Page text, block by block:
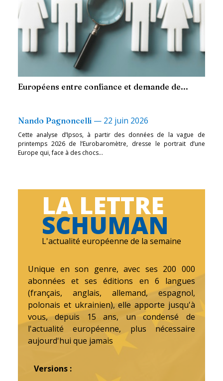
Européens entre confiance et demande de...
Nando Pagnoncelli — 22 juin 2026
Cette analyse d’Ipsos, à partir des données de la vague de
printemps 2026 de l’Eurobaromètre, dresse le portrait d’une
Europe qui, face à des chocs...
LA LETTRE
SCHUMAN
L'actualité européenne de la semaine
Unique en son genre, avec ses 200 000
abonnées et ses éditions en 6 langues
(français, anglais, allemand, espagnol,
polonais et ukrainien), elle apporte jusqu'à
vous, depuis 15 ans, un condensé de
l'actualité européenne, plus nécessaire
aujourd'hui que jamais
Versions :